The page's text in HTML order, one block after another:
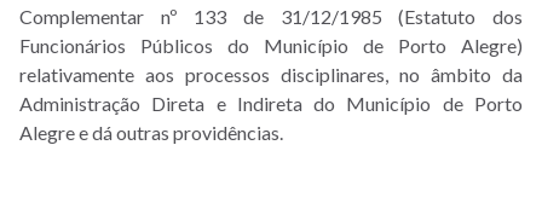
Complementar nº 133 de 31/12/1985 (Estatuto dos
Funcionários Públicos do Município de Porto Alegre)
relativamente aos processos disciplinares, no âmbito da
Administração Direta e Indireta do Município de Porto
Alegre e dá outras providências.